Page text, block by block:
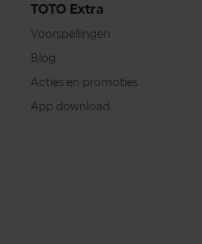
TOTO Extra
Voorspellingen
Blog
Acties en promoties
App download